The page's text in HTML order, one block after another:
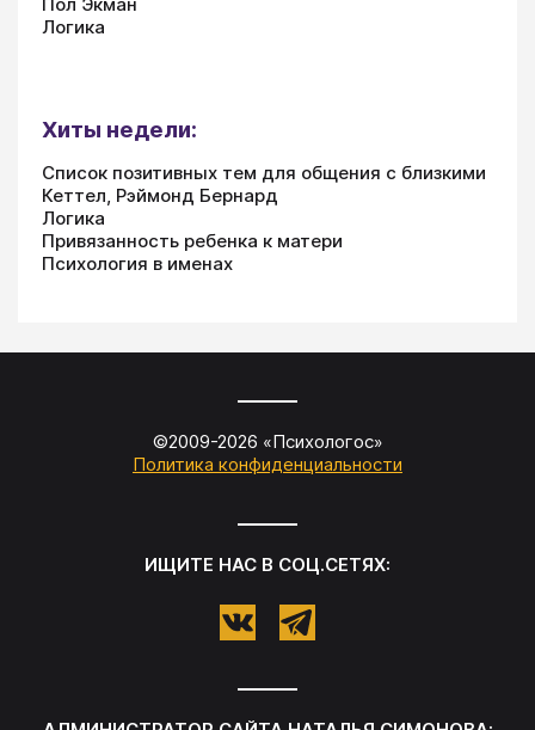
Логика
Хиты недели:
Список позитивных тем для общения с близкими
Кеттел, Рэймонд Бернард
Логика
Привязанность ребенка к матери
Психология в именах
©2009-2026 «Психологос»
Политика конфиденциальности
ИЩИТЕ НАС В СОЦ.СЕТЯХ: